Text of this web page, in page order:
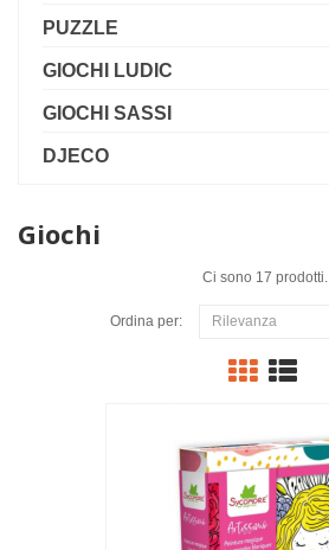
PUZZLE
GIOCHI LUDIC
GIOCHI SASSI
DJECO
Giochi
Ci sono 17 prodotti.
Ordina per: Rilevanza